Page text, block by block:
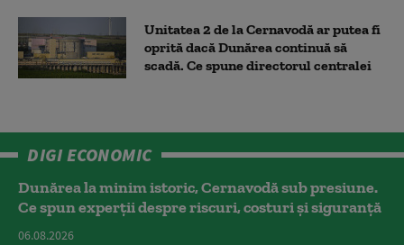
Unitatea 2 de la Cernavodă ar putea fi
oprită dacă Dunărea continuă să
scadă. Ce spune directorul centralei
DIGI ECONOMIC
Dunărea la minim istoric, Cernavodă sub presiune.
Ce spun experții despre riscuri, costuri și siguranță
06.08.2026